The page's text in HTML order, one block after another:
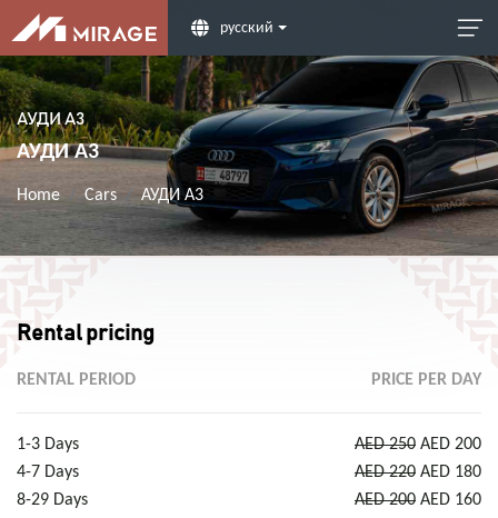
русский
АУДИ А3
АУДИ А3
Home Cars АУДИ А3
Rental pricing
RENTAL PERIOD PRICE PER DAY
1-3 Days AED 250 AED 200
4-7 Days
AED 220 AED 180
8-29 Days
AED 200 AED 160